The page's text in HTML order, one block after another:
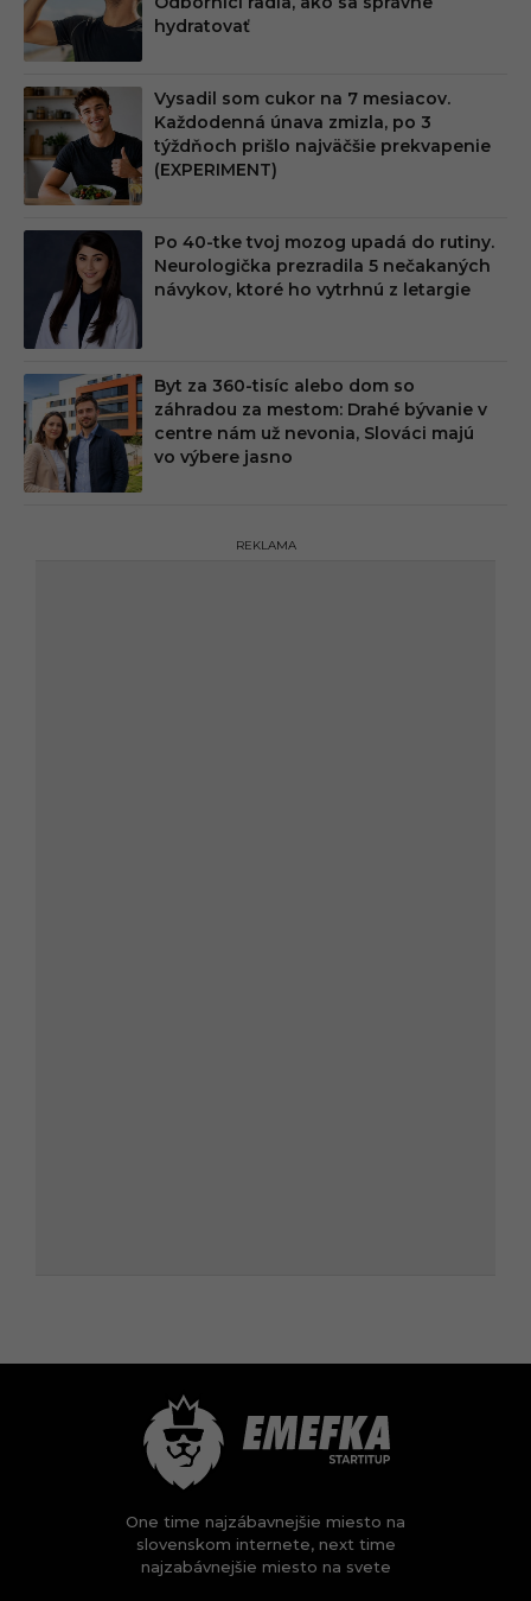
hydratovať
Vysadil som cukor na 7 mesiacov.
Každodenná únava zmizla, po 3
týždňoch prišlo najväčšie prekvapenie
(EXPERIMENT)
Po 40-tke tvoj mozog upadá do rutiny.
Neurologička prezradila 5 nečakaných
návykov, ktoré ho vytrhnú z letargie
Byt za 360-tisíc alebo dom so
záhradou za mestom: Drahé bývanie v
centre nám už nevonia, Slováci majú
vo výbere jasno
REKLAMA
One time najzábavnejšie miesto na
slovenskom internete, next time
najzabávnejšie miesto na svete